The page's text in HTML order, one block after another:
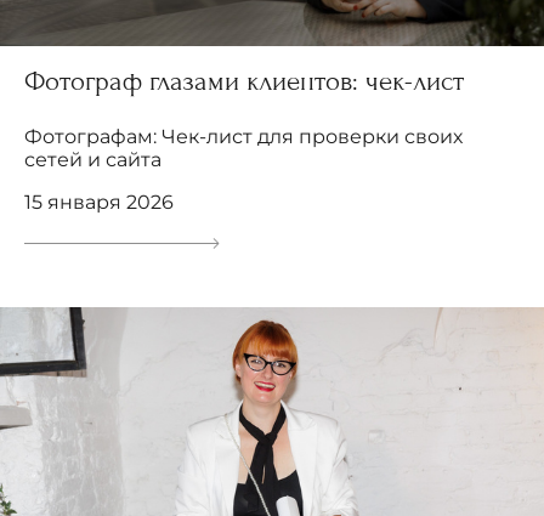
Фотограф глазами клиентов: чек-лист
Фотографам: Чек-лист для проверки своих
сетей и сайта
15 января 2026